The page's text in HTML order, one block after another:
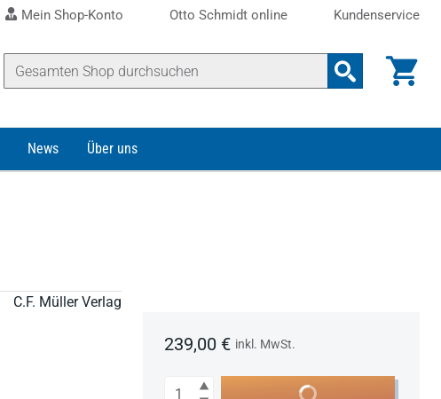
Mein Shop-Konto Otto Schmidt online Kundenservice
News Über uns
C.F. Müller Verlag
239,00 € inkl. MwSt.
Anzahl In den Warenkorb